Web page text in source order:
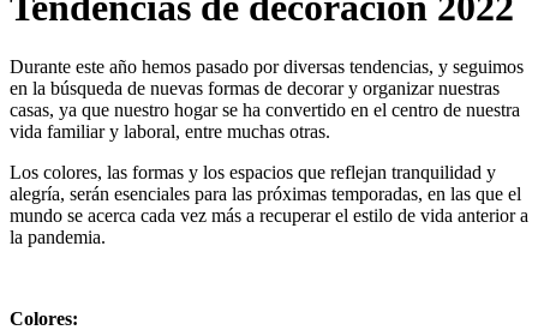
Durante este año hemos pasado por diversas tendencias, y seguimos
en la búsqueda de nuevas formas de decorar y organizar nuestras
casas, ya que nuestro hogar se ha convertido en el centro de nuestra
vida familiar y laboral, entre muchas otras.
Los colores, las formas y los espacios que reflejan tranquilidad y
alegría, serán esenciales para las próximas temporadas, en las que el
mundo se acerca cada vez más a recuperar el estilo de vida anterior a
la pandemia.
Colores: